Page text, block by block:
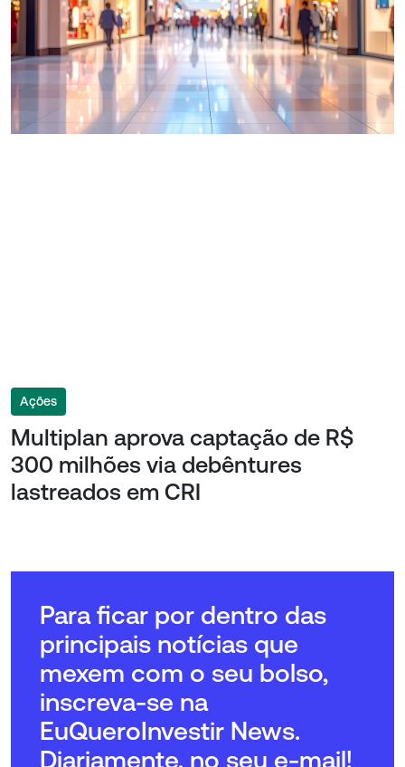
Ações
Multiplan aprova captação de R$
300 milhões via debêntures
lastreados em CRI
Para ficar por dentro das
principais notícias que
mexem com o seu bolso,
inscreva-se na
EuQueroInvestir News.
Diariamente, no seu e-mail!